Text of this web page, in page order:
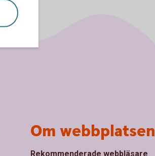
Om webbplatsen
Rekommenderade webbläsare